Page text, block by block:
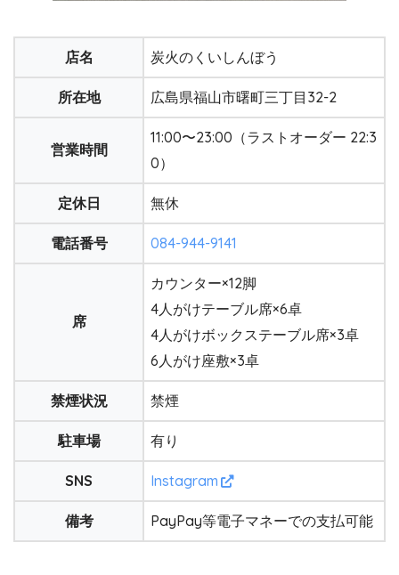
店名 炭火のくいしんぼう
所在地 広島県福山市曙町三丁目32-2
営業時間
11:00〜23:00（ラストオーダー 22:3
0）
定休日 無休
電話番号 084-944-9141
席
カウンター×12脚
4人がけテーブル席×6卓
4人がけボックステーブル席×3卓
6人がけ座敷×3卓
禁煙状況 禁煙
駐車場 有り
SNS Instagram
備考 PayPay等電子マネーでの支払可能